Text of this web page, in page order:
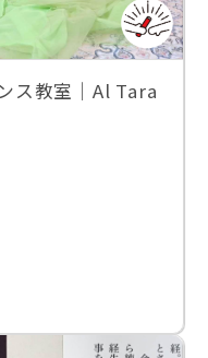
ス教室｜Al Tara